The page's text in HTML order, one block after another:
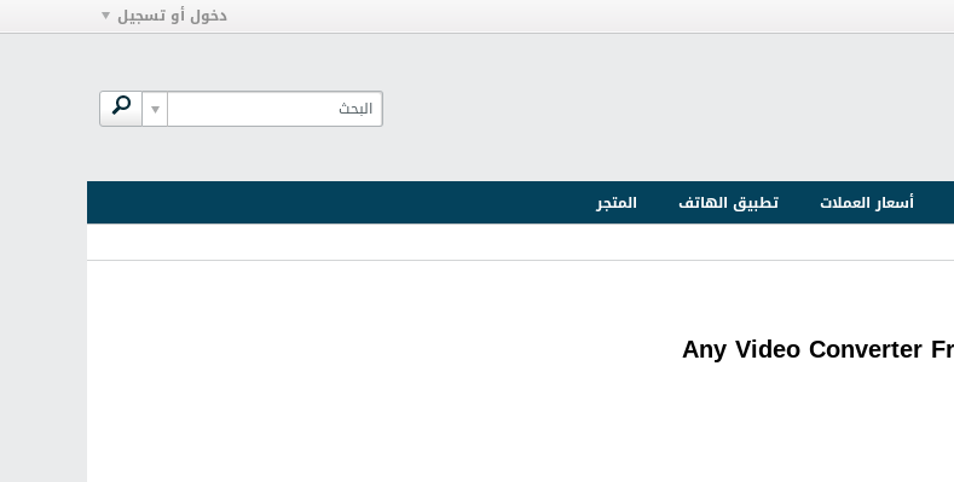
دخول أو تسجيل
أسعار العملات تطبيق الهاتف
المتجر